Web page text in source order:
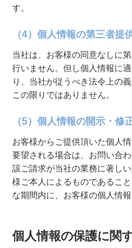
す。
（4）個人情報の第三者提
当社は、お客様の同意なしに
行いません。但し個人情報に
り、当社が従うべき法令上の
この限りではありません。
（5）個人情報の開示・修
お客様からご提供頂いた個人
要望される場合は、お問い合
該ご請求が当社の業務に著し
様ご本人によるものであるこ
な期間内に、お客様の個人情
個人情報の保護に関